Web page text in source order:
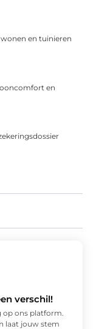
en tuinieren
en
verschil!
op ons platform.
laat jouw stem